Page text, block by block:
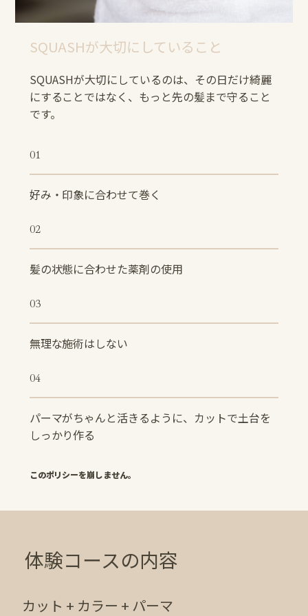
SQUASHが⼤切にしていること
SQUASHが⼤切にしているのは、その⽇だけ綺麗
にすることではなく、もっと先の髪まで守ること
です。
01
好み・印象に合わせて巻く
02
髪の状態に合わせた薬剤の使用
03
無理な施術はしない
04
パーマがちゃんと活きるように、カットで土台を
しっかり作る
このポリシーを崩しません。
体験コースの内容
カット + カラー + パーマ